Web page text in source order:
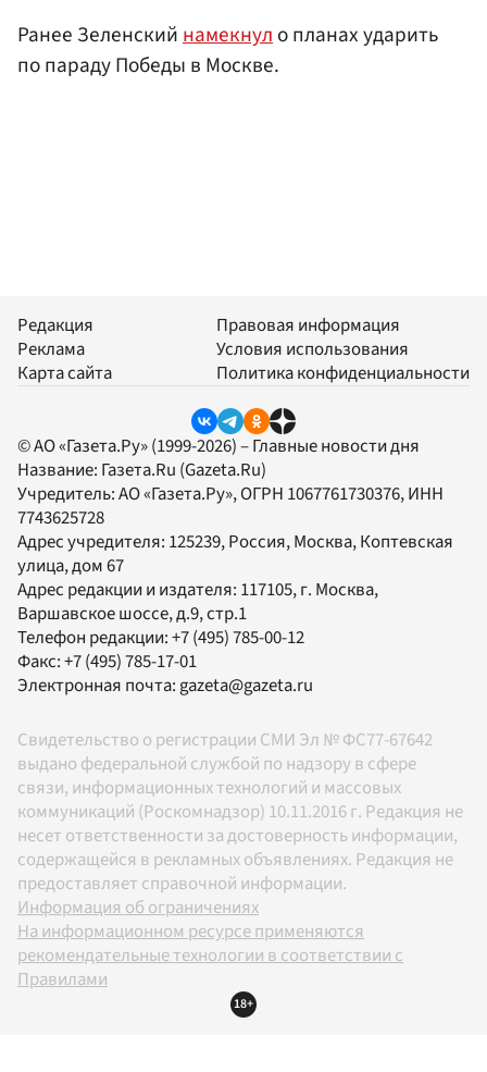
Ранее Зеленскийнамекнуло планах ударить
по параду Победы в Москве.
Редакция
Реклама
Карта сайта
Правовая информация
Условия использования
Политика конфиденциальности
© АО «Газета.Ру» (1999-2026) – Главные новости дня
Название: Газета.Ru (Gazeta.Ru)
Учредитель:АО «Газета.Ру», ОГРН 1067761730376, ИНН
7743625728
Адрес учредителя: 125239, Россия, Москва, Коптевская
улица, дом 67
Адрес редакции и издателя: 117105, г. Москва,
Варшавское шоссе, д.9, стр.1
Телефон редакции:+7 (495) 785-00-12
Факс:+7 (495) 785-17-01
Электронная почта: gazeta@gazeta.ru
Свидетельство о регистрации СМИ Эл № ФС77-67642
выдано федеральной службой по надзору в сфере
связи, информационных технологий и массовых
коммуникаций (Роскомнадзор) 10.11.2016 г. Редакция не
несет ответственности за достоверность информации,
содержащейся в рекламных объявлениях. Редакция не
предоставляет справочной информации.
Информация об ограничениях
На информационном ресурсе применяются
рекомендательные технологии в соответствии с
Правилами
18+